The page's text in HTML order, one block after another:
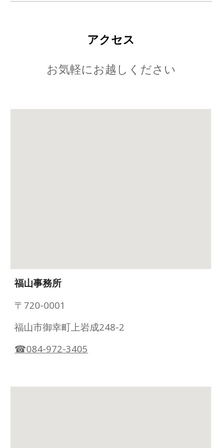
アクセス
お気軽にお越しください
福山事務所
〒720-0001
福山市御幸町上岩成248-2
☎084-972-3405